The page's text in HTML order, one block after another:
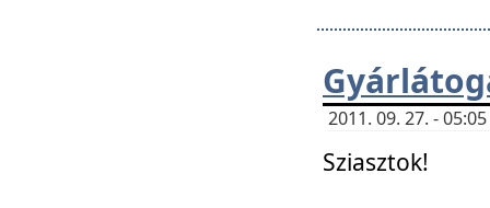
2011. 09. 27. -
Sziasztok!